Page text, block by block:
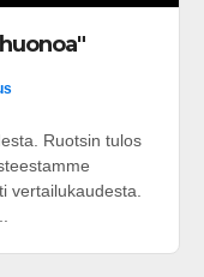
Ruotsin tulos
vertailukaudesta.